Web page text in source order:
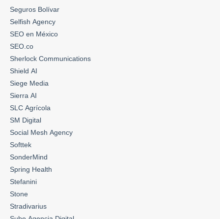
Seguros Bolívar
Selfish Agency
SEO en México
SEO.co
Sherlock Communications
Shield AI
Siege Media
Sierra AI
SLC Agrícola
SM Digital
Social Mesh Agency
Softtek
SonderMind
Spring Health
Stefanini
Stone
Stradivarius